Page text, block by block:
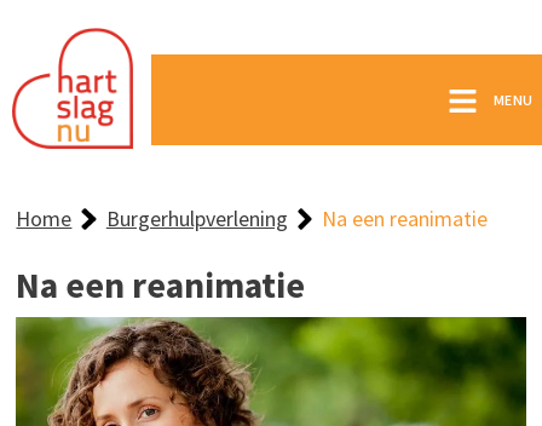
MENU
Home Burgerhulpverlening Na een reanimatie
Na een reanimatie